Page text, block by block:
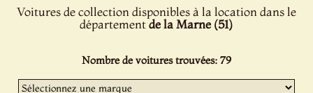
Voitures de collection disponibles à la location dans le
départementde la Marne (51)
Nombre de voitures trouvées: 79